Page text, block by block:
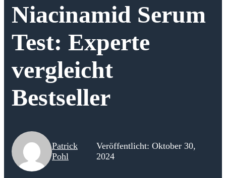
Niacinamid Serum
Test: Experte
vergleicht
Bestseller
Patrick
Pohl
Veröffentlicht: Oktober 30,
2024